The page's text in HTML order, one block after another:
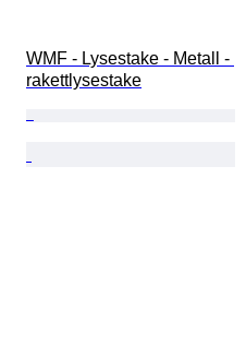
WMF - Lysestake - Metall -
rakettlysestake